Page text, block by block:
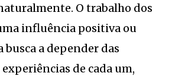
O trabalho dos
influência positiva ou
busca a depender das
de cada um,